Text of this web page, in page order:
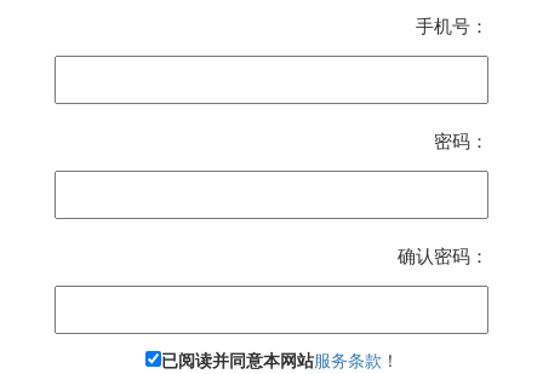
手机号：
密码：
确认密码：
已阅读并同意本网站服务条款 ！